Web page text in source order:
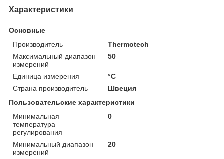
Характеристики
Основные
Производитель
Thermotech
Максимальный диапазон
измерений
50
Единица измерения
°С
Страна производитель
Швеция
Пользовательские характеристики
Минимальная
температура
регулирования
0
Минимальный диапазон
измерений
20